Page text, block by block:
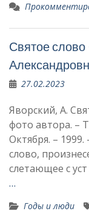
Святое
27.02.2023
Яворский, А.
фото автора. –
Октября. –
слово,
слетаю­щее с
…
Годы и люди